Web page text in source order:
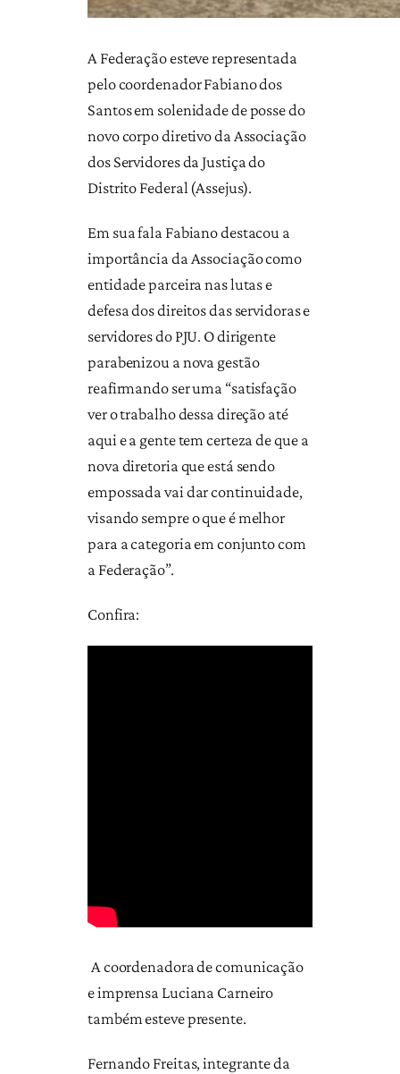
A Federação esteve representada
pelo coordenador Fabiano dos
Santos em solenidade de posse do
novo corpo diretivo da Associação
dos Servidores da Justiça do
Distrito Federal (Assejus).
Em sua fala Fabiano destacou a
importância da Associação como
entidade parceira nas lutas e
defesa dos direitos das servidoras e
servidores do PJU. O dirigente
parabenizou a nova gestão
reafirmando ser uma “satisfação
ver o trabalho dessa direção até
aqui e a gente tem certeza de que a
nova diretoria que está sendo
empossada vai dar continuidade,
visando sempre o que é melhor
para a categoria em conjunto com
a Federação”.
Confira:
A coordenadora de comunicação
e imprensa Luciana Carneiro
também esteve presente.
Fernando Freitas, integrante da